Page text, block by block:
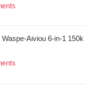
Aiviou 6-in-1 150k